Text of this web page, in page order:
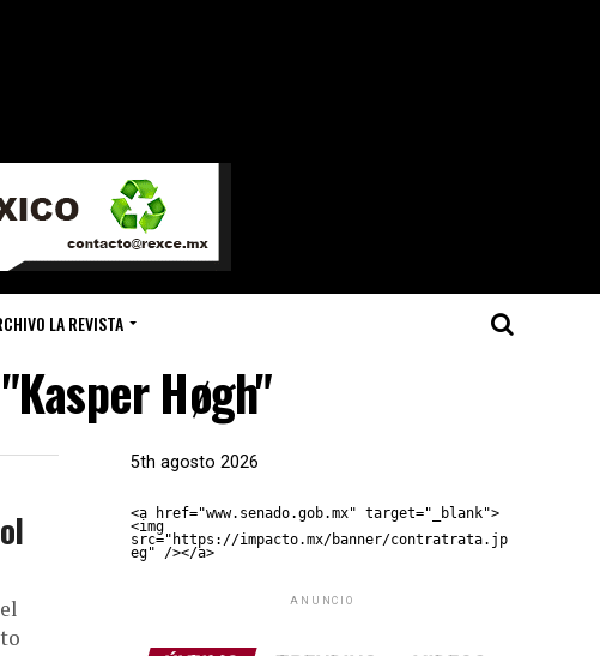
LA REVISTA
Høgh"
5th agosto 2026
<a href="www.senado.gob.mx" target="_blank">
<img
src="https://impacto.mx/banner/contratrata.jp
eg" /></a>
ANUNCIO